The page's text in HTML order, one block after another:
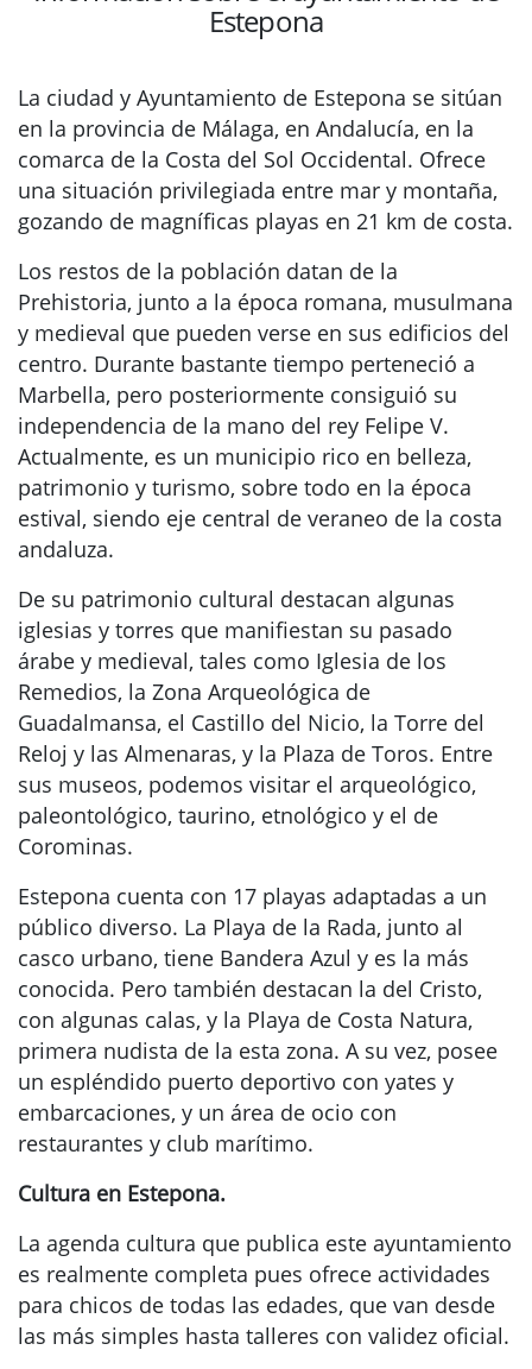
Estepona
La ciudad y Ayuntamiento de Estepona se sitúan
en la provincia de Málaga, en Andalucía, en la
comarca de la Costa del Sol Occidental. Ofrece
una situación privilegiada entre mar y montaña,
gozando de magníficas playas en 21 km de costa.
Los restos de la población datan de la
Prehistoria, junto a la época romana, musulmana
y medieval que pueden verse en sus edificios del
centro. Durante bastante tiempo perteneció a
Marbella, pero posteriormente consiguió su
independencia de la mano del rey Felipe V.
Actualmente, es un municipio rico en belleza,
patrimonio y turismo, sobre todo en la época
estival, siendo eje central de veraneo de la costa
andaluza.
De su patrimonio cultural destacan algunas
iglesias y torres que manifiestan su pasado
árabe y medieval, tales como Iglesia de los
Remedios, la Zona Arqueológica de
Guadalmansa, el Castillo del Nicio, la Torre del
Reloj y las Almenaras, y la Plaza de Toros. Entre
sus museos, podemos visitar el arqueológico,
paleontológico, taurino, etnológico y el de
Corominas.
Estepona cuenta con 17 playas adaptadas a un
público diverso. La Playa de la Rada, junto al
casco urbano, tiene Bandera Azul y es la más
conocida. Pero también destacan la del Cristo,
con algunas calas, y la Playa de Costa Natura,
primera nudista de la esta zona. A su vez, posee
un espléndido puerto deportivo con yates y
embarcaciones, y un área de ocio con
restaurantes y club marítimo.
Cultura en Estepona.
La agenda cultura que publica este ayuntamiento
es realmente completa pues ofrece actividades
para chicos de todas las edades, que van desde
las más simples hasta talleres con validez oficial.